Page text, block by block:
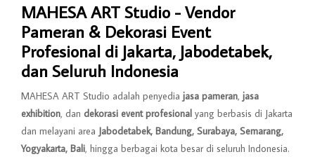
MAHESA ART Studio - Vendor
Pameran & Dekorasi Event
Profesional di Jakarta, Jabodetabek,
dan Seluruh Indonesia
MAHESA ART Studio adalah penyedia jasa pameran, jasa
exhibition, dan dekorasi event profesional yang berbasis di Jakarta
dan melayani area Jabodetabek, Bandung, Surabaya, Semarang,
Yogyakarta, Bali, hingga berbagai kota besar di seluruh Indonesia.